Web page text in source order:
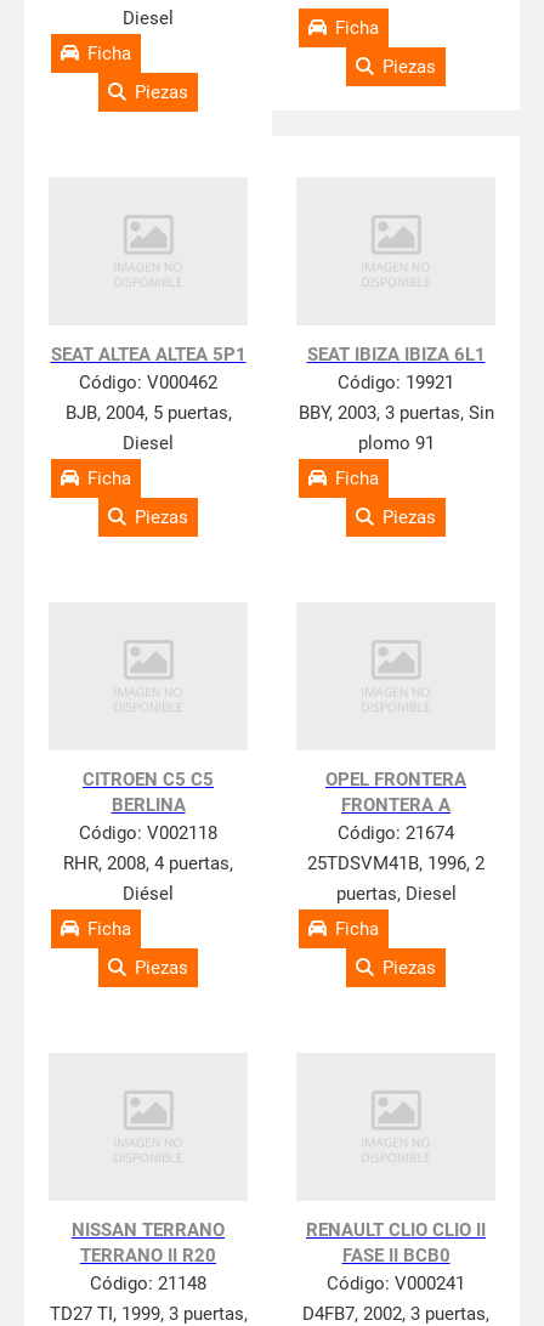
Diesel
Ficha
Piezas
Ficha
Piezas
SEAT ALTEA ALTEA 5P1
Código: V000462
BJB, 2004, 5 puertas,
Diesel
Ficha
Piezas
SEAT IBIZA IBIZA 6L1
Código: 19921
BBY, 2003, 3 puertas, Sin
plomo 91
Ficha
Piezas
CITROEN C5 C5
BERLINA
Código: V002118
RHR, 2008, 4 puertas,
Diésel
Ficha
Piezas
OPEL FRONTERA
FRONTERA A
Código: 21674
25TDSVM41B, 1996, 2
puertas, Diesel
Ficha
Piezas
NISSAN TERRANO
TERRANO II R20
Código: 21148
TD27 TI, 1999, 3 puertas,
RENAULT CLIO CLIO II
FASE II BCB0
Código: V000241
D4FB7, 2002, 3 puertas,